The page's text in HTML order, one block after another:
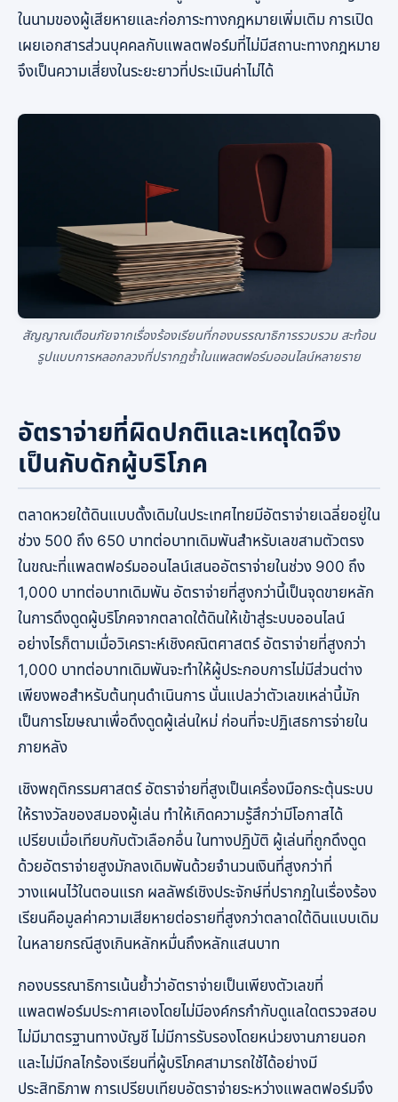
ในนามของผู้เสียหายและก่อภาระทางกฎหมายเพิ่มเติม การเปิด
เผยเอกสารส่วนบุคคลกับแพลตฟอร์มที่ไม่มีสถานะทางกฎหมาย
จึงเป็นความเสี่ยงในระยะยาวที่ประเมินค่าไม่ได้
สัญญาณเตือนภัยจากเรื่องร้องเรียนที่กองบรรณาธิการรวบรวม สะท้อน
รูปแบบการหลอกลวงที่ปรากฏซ้ำในแพลตฟอร์มออนไลน์หลายราย
อัตราจ่ายที่ผิดปกติและเหตุใดจึง
เป็นกับดักผู้บริโภค
ตลาดหวยใต้ดินแบบดั้งเดิมในประเทศไทยมีอัตราจ่ายเฉลี่ยอยู่ใน
ช่วง 500 ถึง 650 บาทต่อบาทเดิมพันสำหรับเลขสามตัวตรง
ในขณะที่แพลตฟอร์มออนไลน์เสนออัตราจ่ายในช่วง 900 ถึง
1,000 บาทต่อบาทเดิมพัน อัตราจ่ายที่สูงกว่านี้เป็นจุดขายหลัก
ในการดึงดูดผู้บริโภคจากตลาดใต้ดินให้เข้าสู่ระบบออนไลน์
อย่างไรก็ตามเมื่อวิเคราะห์เชิงคณิตศาสตร์ อัตราจ่ายที่สูงกว่า
1,000 บาทต่อบาทเดิมพันจะทำให้ผู้ประกอบการไม่มีส่วนต่าง
เพียงพอสำหรับต้นทุนดำเนินการ นั่นแปลว่าตัวเลขเหล่านี้มัก
เป็นการโฆษณาเพื่อดึงดูดผู้เล่นใหม่ ก่อนที่จะปฏิเสธการจ่ายใน
ภายหลัง
เชิงพฤติกรรมศาสตร์ อัตราจ่ายที่สูงเป็นเครื่องมือกระตุ้นระบบ
ให้รางวัลของสมองผู้เล่น ทำให้เกิดความรู้สึกว่ามีโอกาสได้
เปรียบเมื่อเทียบกับตัวเลือกอื่น ในทางปฏิบัติ ผู้เล่นที่ถูกดึงดูด
ด้วยอัตราจ่ายสูงมักลงเดิมพันด้วยจำนวนเงินที่สูงกว่าที่
วางแผนไว้ในตอนแรก ผลลัพธ์เชิงประจักษ์ที่ปรากฏในเรื่องร้อง
เรียนคือมูลค่าความเสียหายต่อรายที่สูงกว่าตลาดใต้ดินแบบเดิม
ในหลายกรณีสูงเกินหลักหมื่นถึงหลักแสนบาท
กองบรรณาธิการเน้นย้ำว่าอัตราจ่ายเป็นเพียงตัวเลขที่
แพลตฟอร์มประกาศเองโดยไม่มีองค์กรกำกับดูแลใดตรวจสอบ
ไม่มีมาตรฐานทางบัญชี ไม่มีการรับรองโดยหน่วยงานภายนอก
และไม่มีกลไกร้องเรียนที่ผู้บริโภคสามารถใช้ได้อย่างมี
ประสิทธิภาพ การเปรียบเทียบอัตราจ่ายระหว่างแพลตฟอร์มจึง